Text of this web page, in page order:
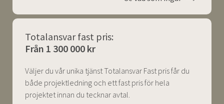
Totalansvar fast pris:
Från 1 300 000 kr
Väljer du vår unika tjänst Totalansvar Fast pris får du
både projektledning och ett fast pris för hela
projektet innan du tecknar avtal.